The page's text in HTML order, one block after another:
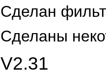
Сделан
Сделаны
V2.31